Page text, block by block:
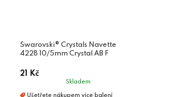
Swarovski® Crystals Navette
4228 10/5mm Crystal AB F
21 Kč
Skladem